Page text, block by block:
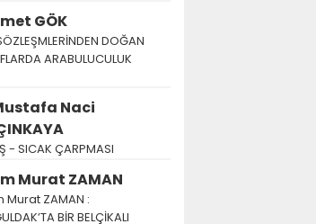
GÖK
DOĞAN
ARABULUCULUK
Naci
- SICAK ÇARPMASI
Murat ZAMAN
Murat ZAMAN :
BİR BELÇİKALI